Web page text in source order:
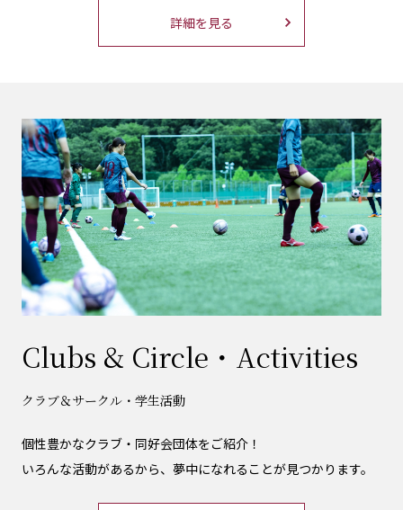
詳細を見る
Clubs & Circle・Activities
クラブ＆サークル・学生活動
個性豊かなクラブ・同好会団体をご紹介！
いろんな活動があるから、夢中になれることが見つかります。